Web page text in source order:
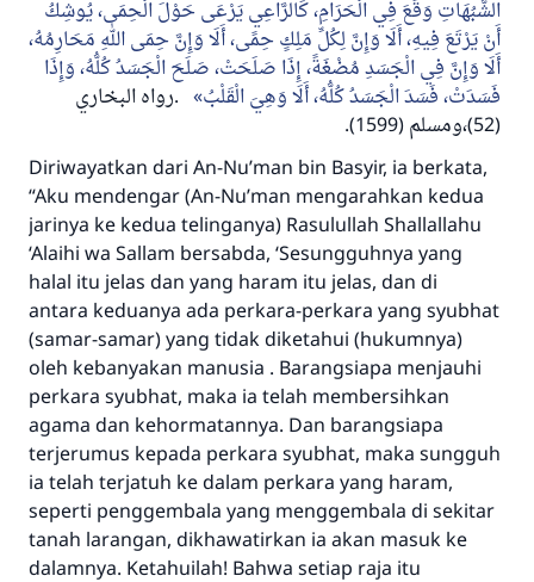
الشُّبُهَاتِ وَقَعَ فِي الْحَرَامِ، كَالرَّاعِي يَرْعَى حَوْلَ الْحِمَى، يُوشِكُ
أَنْ يَرْتَعَ فِيهِ، أَلَا وَإِنَّ لِكُلِّ مَلِكٍ حِمًى، أَلَا وَإِنَّ حِمَى اللهِ مَحَارِمُهُ،
أَلَا وَإِنَّ فِي الْجَسَدِ مُضْغَةً، إِذَا صَلَحَتْ، صَلَحَ الْجَسَدُ كُلُّهُ، وَإِذَا
فَسَدَتْ، فَسَدَ الْجَسَدُ كُلُّهُ، أَلَا وَهِيَ الْقَلْبُ
.رواه البخاري
(52)،ومسلم
(1599).
Diriwayatkan dari An-Nu’man bin Basyir, ia berkata,
“Aku mendengar (An-Nu’man mengarahkan kedua
jarinya ke kedua telinganya) Rasulullah Shallallahu
‘Alaihi wa Sallam bersabda, ‘Sesungguhnya yang
halal itu jelas dan yang haram itu jelas, dan di
antara keduanya ada perkara-perkara yang syubhat
(samar-samar) yang tidak diketahui (hukumnya)
oleh kebanyakan manusia . Barangsiapa menjauhi
perkara syubhat, maka ia telah membersihkan
agama dan kehormatannya. Dan barangsiapa
terjerumus kepada perkara syubhat, maka sungguh
ia telah terjatuh ke dalam perkara yang haram,
seperti penggembala yang menggembala di sekitar
tanah larangan, dikhawatirkan ia akan masuk ke
dalamnya. Ketahuilah! Bahwa setiap raja itu